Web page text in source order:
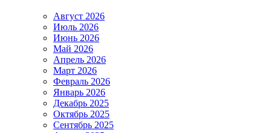
Август 2026
Июль 2026
Июнь 2026
Май 2026
Апрель 2026
Март 2026
Февраль 2026
Январь 2026
Декабрь 2025
Октябрь 2025
Сентябрь 2025